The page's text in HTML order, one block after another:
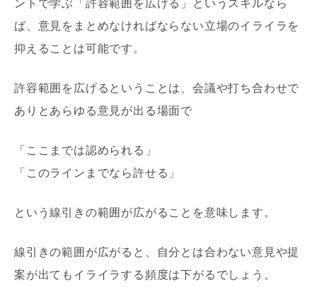
ントで学ぶ「許容範囲を広げる」というスキルなら
ば、意見をまとめなければならない立場のイライラを
抑えることは可能です。
許容範囲を広げるということは、会議や打ち合わせで
ありとあらゆる意見が出る場面で
「ここまでは認められる」
「このラインまでなら許せる」
という線引きの範囲が広がることを意味します。
線引きの範囲が広がると、自分とは合わない意見や提
案が出てもイライラする頻度は下がるでしょう。